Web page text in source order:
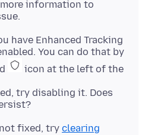
information to
have Enhanced Tracking
You can do that by
icon at the left of the
try disabling it. Does
fixed, try clearing